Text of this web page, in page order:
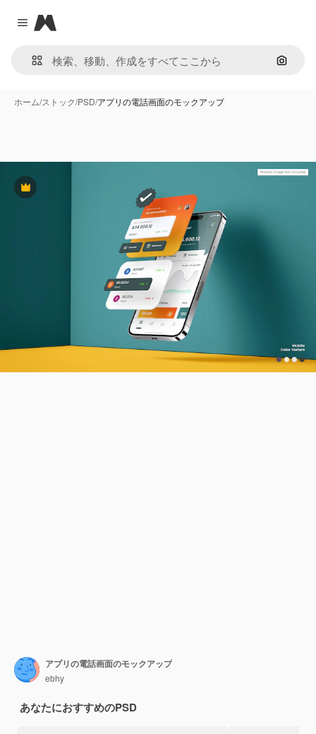
Close menu
Magnific
画像で
ホーム/ストック/PSD/アプリの電話画面のモックアップ
Premium
アプリの電話画面のモックアップ
ebhy
あなたにおすすめのPSD